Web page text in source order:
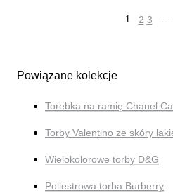
1 2 3 …
Powiązane kolekcje
Torebka na ramię Chanel
Torby Valentino ze skóry
Wielokolorowe torby D&G
Poliestrowa torba Burberry